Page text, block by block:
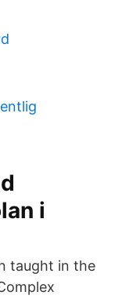
i
taught in the